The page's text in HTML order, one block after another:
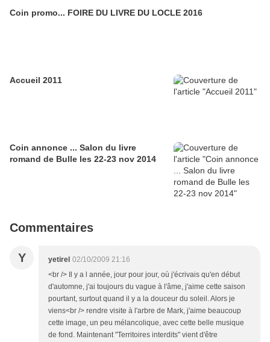
Coin promo... FOIRE DU LIVRE DU LOCLE 2016
Accueil 2011
Coin annonce ... Salon du livre
romand de Bulle les 22-23 nov 2014
Commentaires
Y yetirel 02/10/2009 21:16
<br /> Il y a l année, jour pour jour, où j'écrivais qu'en début
d'automne, j'ai toujours du vague à l'âme, j'aime cette saison
pourtant, surtout quand il y a la douceur du soleil. Alors je
viens<br /> rendre visite à l'arbre de Mark, j'aime beaucoup
cette image, un peu mélancolique, avec cette belle musique
de fond. Maintenant "Territoires interdits" vient d'être